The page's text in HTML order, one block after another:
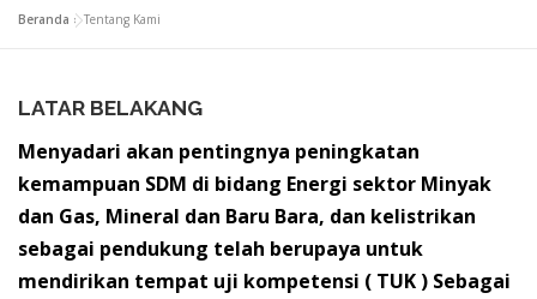
INFORMASI
Beranda »Tentang Kami
LATAR BELAKANG
Menyadari akan pentingnya peningkatan
kemampuan SDM di bidang Energi sektor Minyak
dan Gas, Mineral dan Baru Bara, dan kelistrikan
sebagai pendukung telah berupaya untuk
mendirikan tempat uji kompetensi ( TUK ) Sebagai